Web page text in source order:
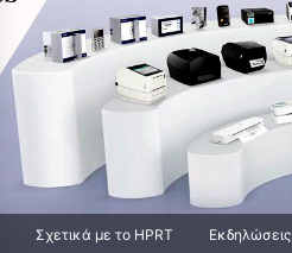
Σχετικά με το HPRT Εκδηλώσεις